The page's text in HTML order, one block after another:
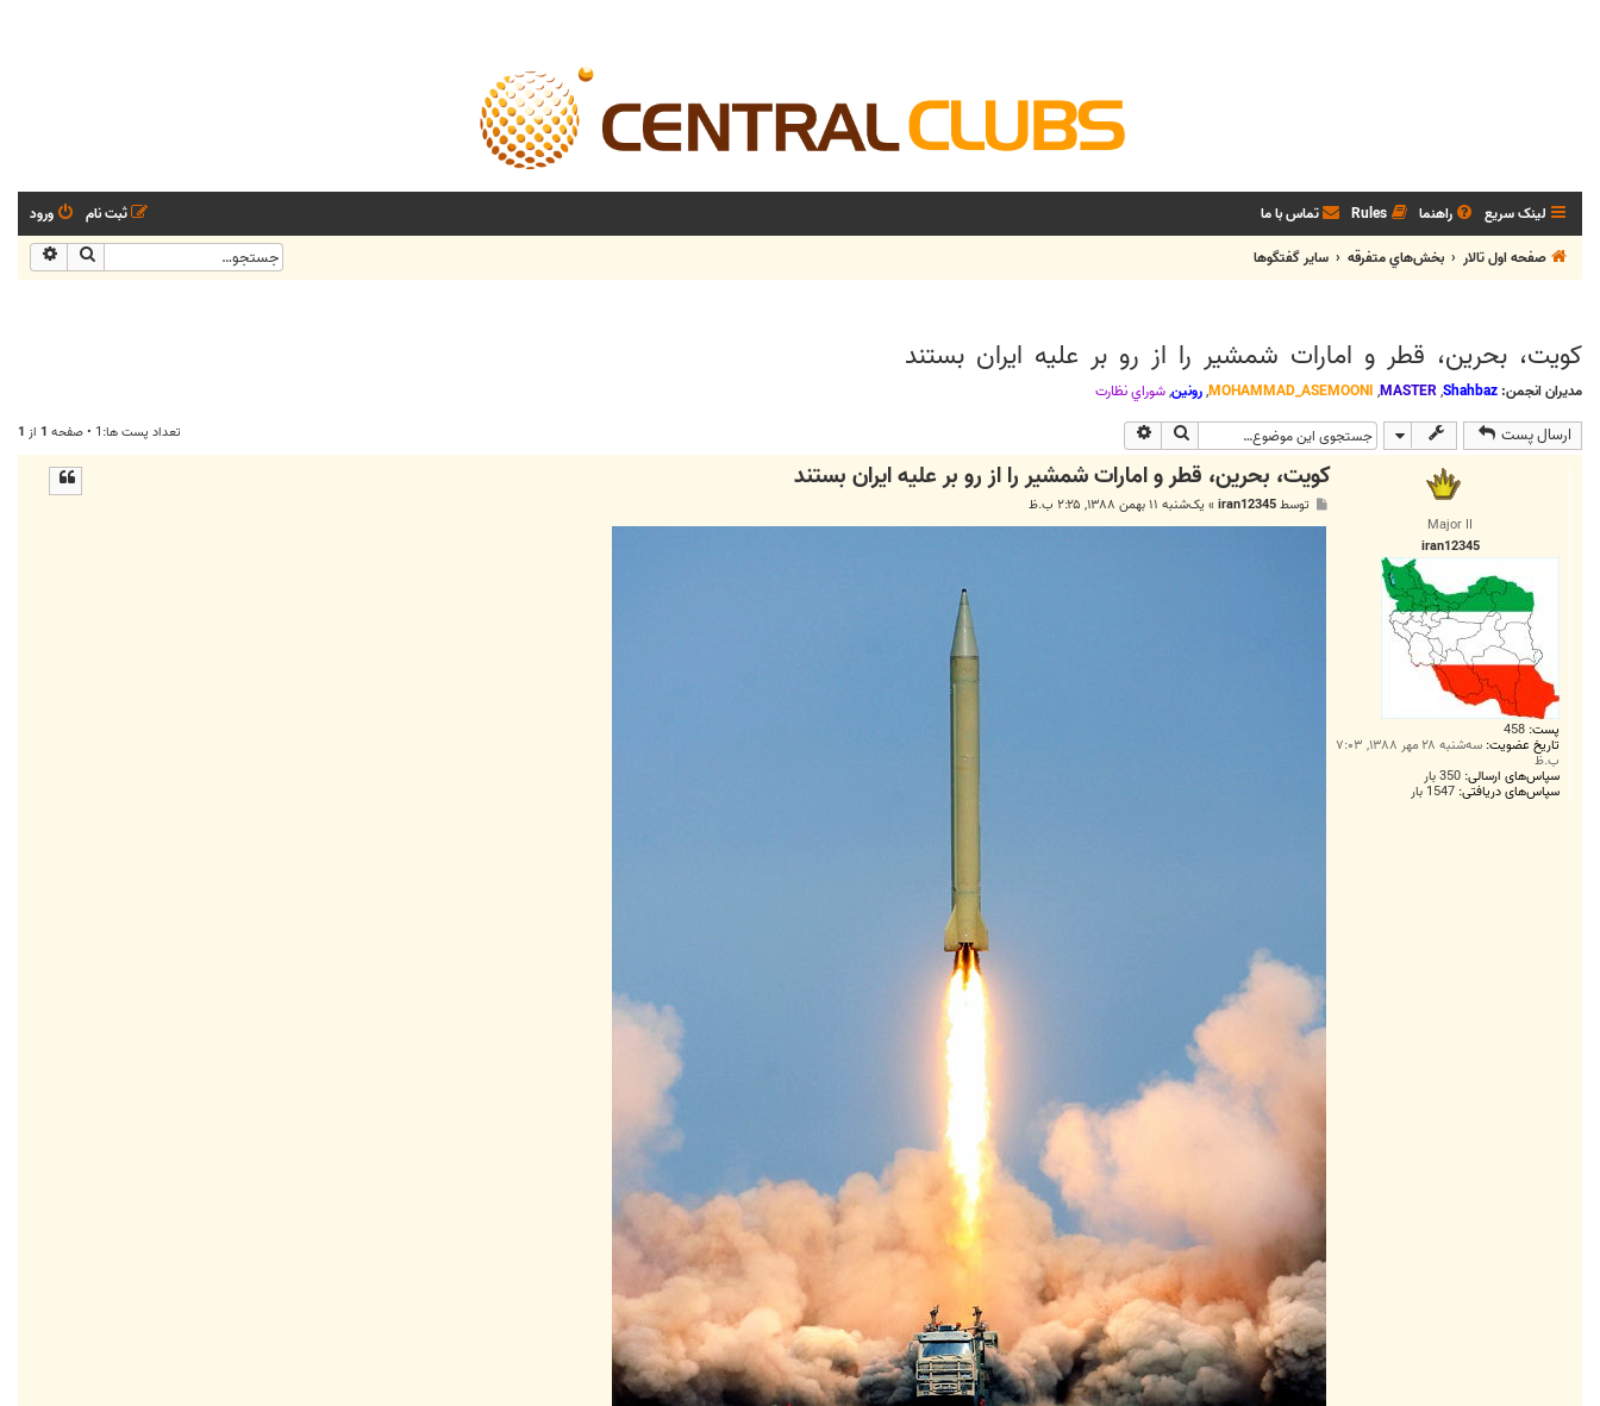
لینک سریع راهنما Rules تماس با ما ورود
ثبت نام
صفحه اول تالار
بخش‌‌هاي متفرقه ساير گفتگوها جستجو
کویت، بحرین، قطر و امارات شمشیر را از رو بر علیه ایران بستند
مدیران انجمن: Shahbaz
,
MASTER
,
MOHAMMAD_ASEMOONI
,رونین,شوراي نظارت
ارسال پست جستجو تعداد پست ها:1 • صفحه 1 از 1
Major II
iran12345
پست: 458
تاریخ عضویت: سه‌شنبه ۲۸ مهر ۱۳۸۸, ۷:۰۳
ب.ظ
سپاس‌های ارسالی: 350 بار
سپاس‌های دریافتی: 1547 بار
کویت، بحرین، قطر و امارات شمشیر را از رو بر علیه ایران بستند
توسطiran12345
» یک‌شنبه ۱۱ بهمن ۱۳۸۸, ۲:۲۵ ب.ظ